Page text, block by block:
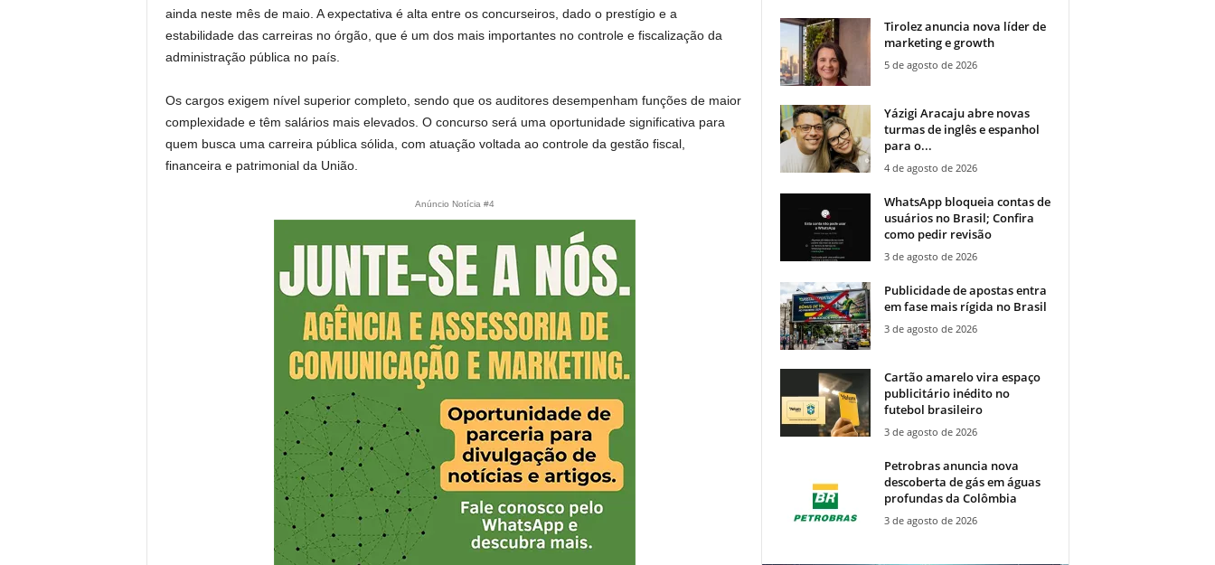
ainda neste mês de maio. A expectativa é alta entre os concurseiros, dado o prestígio e a
estabilidade das carreiras no órgão, que é um dos mais importantes no controle e fiscalização da
administração pública no país.
Os cargos exigem nível superior completo, sendo que os auditores desempenham funções de maior
complexidade e têm salários mais elevados. O concurso será uma oportunidade significativa para
quem busca uma carreira pública sólida, com atuação voltada ao controle da gestão fiscal,
financeira e patrimonial da União.
Anúncio Notícia #4
Tirolez anuncia nova líder de
marketing e growth
5 de agosto de 2026
Yázigi Aracaju abre novas
turmas de inglês e espanhol
para o...
4 de agosto de 2026
WhatsApp bloqueia contas de
usuários no Brasil; Confira
como pedir revisão
3 de agosto de 2026
Publicidade de apostas entra
em fase mais rígida no Brasil
3 de agosto de 2026
Cartão amarelo vira espaço
publicitário inédito no
futebol brasileiro
3 de agosto de 2026
Petrobras anuncia nova
descoberta de gás em águas
profundas da Colômbia
3 de agosto de 2026